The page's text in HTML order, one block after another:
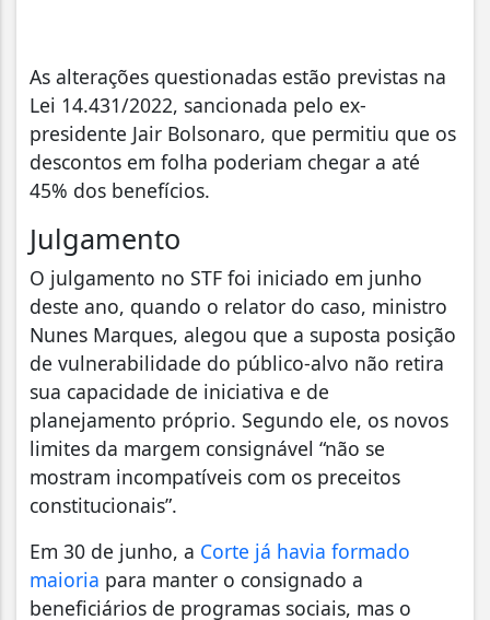
As alterações questionadas estão previstas na
Lei 14.431/2022, sancionada pelo ex-
presidente Jair Bolsonaro, que permitiu que os
descontos em folha poderiam chegar a até
45% dos benefícios.
Julgamento
O julgamento no STF foi iniciado em junho
deste ano, quando o relator do caso, ministro
Nunes Marques, alegou que a suposta posição
de vulnerabilidade do público-alvo não retira
sua capacidade de iniciativa e de
planejamento próprio. Segundo ele, os novos
limites da margem consignável “não se
mostram incompatíveis com os preceitos
constitucionais”.
Em 30 de junho, a Corte já havia formado
maioria para manter o consignado a
beneficiários de programas sociais, mas o